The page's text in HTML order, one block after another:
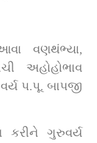
વણથંભ્યા,
અહોહોભાવ
પ.પૂ. બાપજી
કરીને ગુરુવર્ય